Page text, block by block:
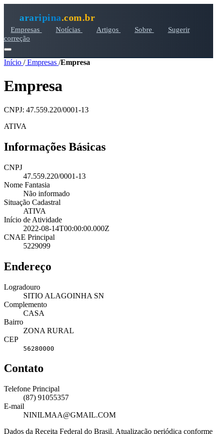
araripina.com.br
Empresas Notícias Artigos Sobre
Sugerir
correção
Início /Empresas /Empresa
Empresa
CNPJ: 47.559.220/0001-13
ATIVA
Informações Básicas
CNPJ
47.559.220/0001-13
Nome Fantasia
Não informado
Situação Cadastral
ATIVA
Início de Atividade
2022-08-14T00:00:00.000Z
CNAE Principal
5229099
Endereço
Logradouro
SITIO ALAGOINHA SN
Complemento
CASA
Bairro
ZONA RURAL
CEP
56280000
Contato
Telefone Principal
(87) 91055357
E-mail
NINILMAA@GMAIL.COM
Dados da Receita Federal do Brasil. Atualização periódica conforme